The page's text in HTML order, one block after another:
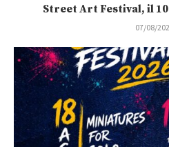
Street Art Festival, il
07/08/